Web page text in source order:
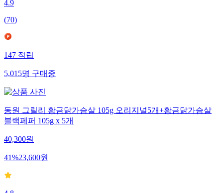
4.9
(70)
147적립
5,015명구매중
동원 그릴리 황금닭가슴살 105g 오리지널5개+황금닭가슴살
블랙페퍼 105g x 5개
40,300원
41%23,600원